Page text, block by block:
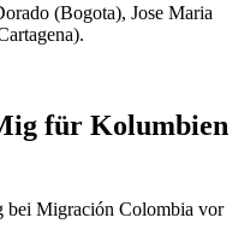
(Bogota), Jose Maria
für Kolumbien
bei Migración Colombia vor